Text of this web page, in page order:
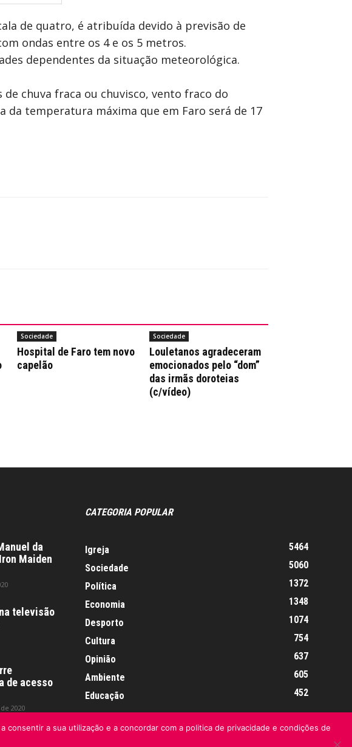
de quatro, é atribuída devido à previsão de
ondas entre os 4 e os 5 metros.
dependentes da situação meteorológica.
chuva fraca ou chuvisco, vento fraco do
temperatura máxima que em Faro será de 17
Sociedade
Hospital de Faro tem novo
capelão
Sociedade
Louletanos agradeceram
emocionados pelo “dom”
das irmãs doroteias
(c/vídeo)
da
Maiden
televisão
de acesso
2020
CATEGORIA POPULAR
Igreja
5464
Sociedade
5060
Política
1372
Economia
1348
Desporto
1074
Cultura
754
Opinião
637
Ambiente
605
Educação
452
a sua utilização e a concordar com a politica de privacidade e condições de